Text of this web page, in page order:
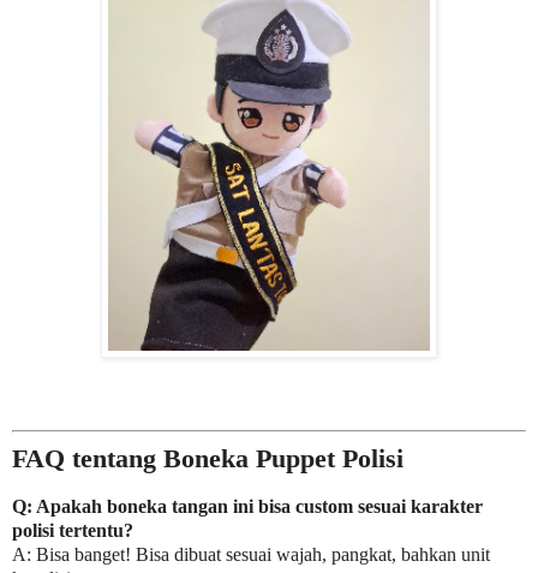
FAQ tentang Boneka Puppet Polisi
Q: Apakah boneka tangan ini bisa custom sesuai karakter
polisi tertentu?
A: Bisa banget! Bisa dibuat sesuai wajah, pangkat, bahkan unit